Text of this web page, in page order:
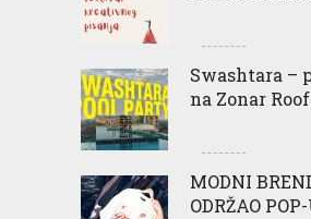
Swashtara –
na Zonar
MODNI
ODRŽAO